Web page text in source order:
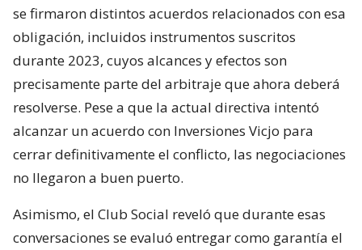
se firmaron distintos acuerdos relacionados con esa
obligación, incluidos instrumentos suscritos
durante 2023, cuyos alcances y efectos son
precisamente parte del arbitraje que ahora deberá
resolverse. Pese a que la actual directiva intentó
alcanzar un acuerdo con Inversiones Vicjo para
cerrar definitivamente el conflicto, las negociaciones
no llegaron a buen puerto.
Asimismo, el Club Social reveló que durante esas
conversaciones se evaluó entregar como garantía el